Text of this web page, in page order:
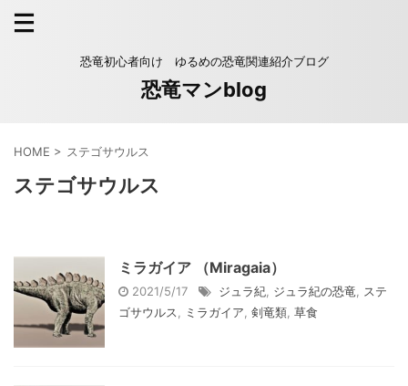
恐竜初心者向け ゆるめの恐竜関連紹介ブログ
恐竜マンblog
HOME > ステゴサウルス
ステゴサウルス
ミラガイア （Miragaia）
2021/5/17 ジュラ紀 ジュラ紀の恐竜
ステ
ゴサウルス
ミラガイア 剣竜類 草食